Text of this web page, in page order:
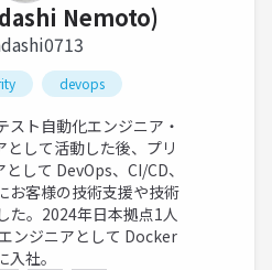
Nemoto)
devops
スト自動化エンジニア・
として活動した後、プリ
して DevOps、CI/CD、
お客様の技術支援や技術
た。2024年日本拠点1人
ンジニアとして Docker
入社。